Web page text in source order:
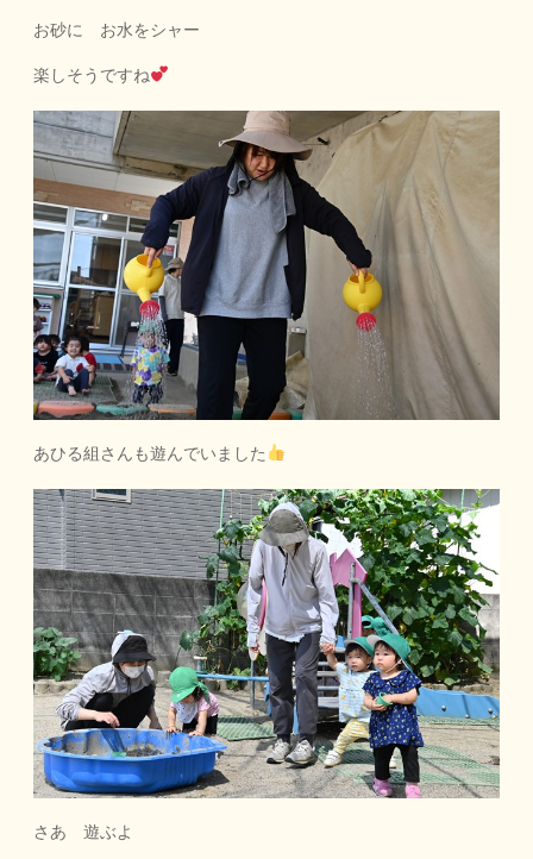
お砂に お水をシャー
楽しそうですね
あひる組さんも遊んでいました
さあ 遊ぶよ